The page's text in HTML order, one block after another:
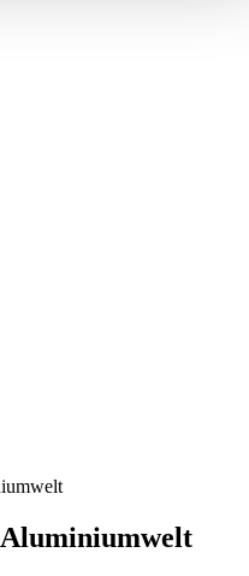
Aluminiumwelt